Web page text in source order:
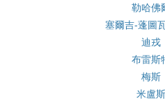
勒哈佛
塞爾吉-蓬圖
迪戎
布雷斯
梅斯
米盧斯